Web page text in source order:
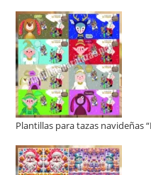
Plantillas para tazas navideñas